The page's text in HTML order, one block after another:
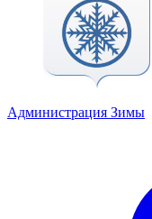
Администрация Зимы